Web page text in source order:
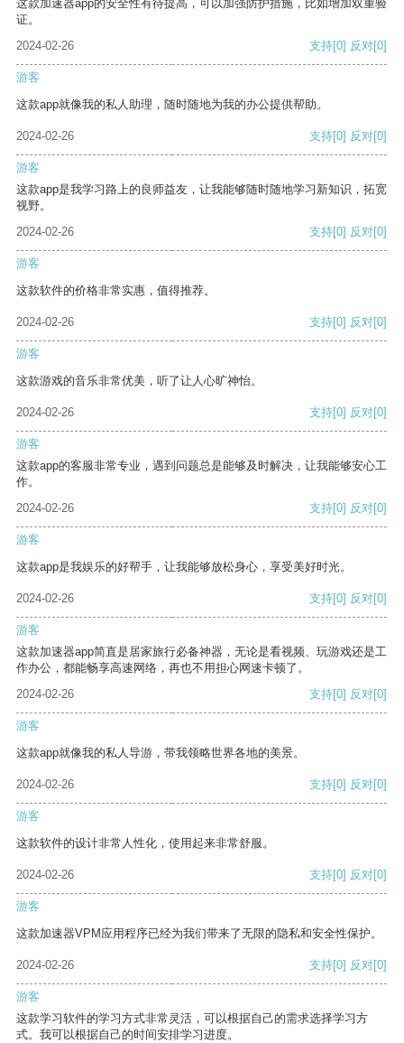
这款加速器app的安全性有待提高，可以加强防护措施，比如增加双重验
证。
2024-02-26
支持[0] 反对[0]
游客
这款app就像我的私人助理，随时随地为我的办公提供帮助。
2024-02-26 支持[0] 反对[0]
游客
这款app是我学习路上的良师益友，让我能够随时随地学习新知识，拓宽
视野。
2024-02-26
支持[0] 反对[0]
游客
这款软件的价格非常实惠，值得推荐。
2024-02-26 支持[0] 反对[0]
游客
这款游戏的音乐非常优美，听了让人心旷神怡。
2024-02-26 支持[0] 反对[0]
游客
这款app的客服非常专业，遇到问题总是能够及时解决，让我能够安心工
作。
2024-02-26
支持[0] 反对[0]
游客
这款app是我娱乐的好帮手，让我能够放松身心，享受美好时光。
2024-02-26 支持[0] 反对[0]
游客
这款加速器app简直是居家旅行必备神器，无论是看视频、玩游戏还是工
作办公，都能畅享高速网络，再也不用担心网速卡顿了。
2024-02-26
支持[0] 反对[0]
游客
这款app就像我的私人导游，带我领略世界各地的美景。
2024-02-26 支持[0] 反对[0]
游客
这款软件的设计非常人性化，使用起来非常舒服。
2024-02-26 支持[0] 反对[0]
游客
这款加速器VPM应用程序已经为我们带来了无限的隐私和安全性保护。
2024-02-26 支持[0] 反对[0]
游客
这款学习软件的学习方式非常灵活，可以根据自己的需求选择学习方
式。我可以根据自己的时间安排学习进度。